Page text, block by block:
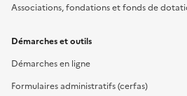
Associations, fondations et fonds de
Démarches et outils
Démarches en ligne
Formulaires administratifs (cerfas)